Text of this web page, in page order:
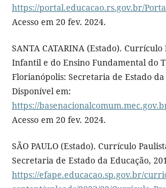
https://portal.educacao.rs.gov.br/
Acesso em 20 fev. 2024.
SANTA CATARINA (Estado). Currículo
Infantil e do Ensino Fundamental do
Florianópolis: Secretaria de Estado da
Disponível em:
https://
Acesso em 20 fev. 2024.
SÃO PAULO (Estado). Currículo
Secretaria de Estado da Educação,
https://efape.educacao.sp.gov.br/